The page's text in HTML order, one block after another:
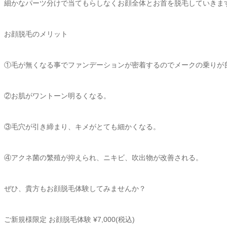
細かなパーツ分けで当てもらしなくお顔全体とお首を脱毛していきま
お顔脱毛のメリット
①毛が無くなる事でファンデーションが密着するのでメークの乗りが
②お肌がワントーン明るくなる。
③毛穴が引き締まり、キメがとても細かくなる。
④アクネ菌の繁殖が抑えられ、ニキビ、吹出物が改善される。
ぜひ、貴方もお顔脱毛体験してみませんか？
ご新規様限定 お顔脱毛体験 ¥7,000(税込)